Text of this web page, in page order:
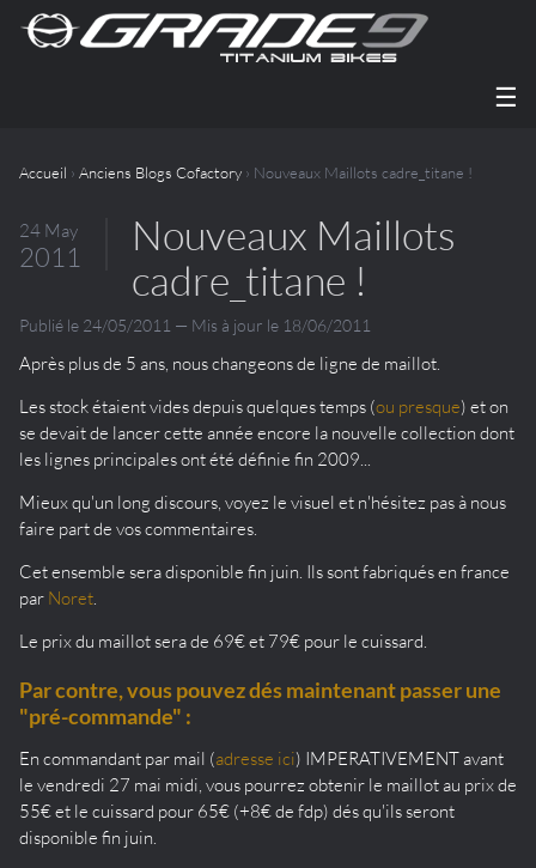
☰
Accueil › Anciens Blogs Cofactory › Nouveaux Maillots cadre_titane !
24 May
2011
Nouveaux Maillots
cadre_titane !
Publié le 24/05/2011 — Mis à jour le 18/06/2011
Après plus de 5 ans, nous changeons de ligne de maillot.
Les stock étaient vides depuis quelques temps (ou presque) et on
se devait de lancer cette année encore la nouvelle collection dont
les lignes principales ont été définie fin 2009...
Mieux qu'un long discours, voyez le visuel et n'hésitez pas à nous
faire part de vos commentaires.
Cet ensemble sera disponible fin juin. Ils sont fabriqués en france
par Noret.
Le prix du maillot sera de 69€ et 79€ pour le cuissard.
Par contre, vous pouvez dés maintenant passer une
"pré-commande" :
En commandant par mail (adresse ici) IMPERATIVEMENT avant
le vendredi 27 mai midi, vous pourrez obtenir le maillot au prix de
55€ et le cuissard pour 65€ (+8€ de fdp) dés qu'ils seront
disponible fin juin.